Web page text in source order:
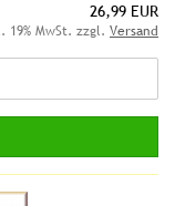
26,99 EUR
19% MwSt. zzgl. Versand